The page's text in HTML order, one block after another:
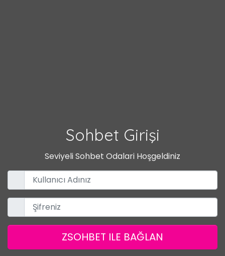
Sohbet Girişi
Seviyeli Sohbet Odalari Hoşgeldiniz
ZSOHBET ILE BAĞLAN